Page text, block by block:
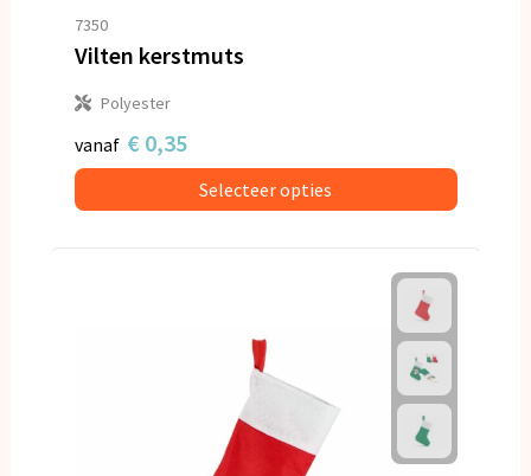
7350
Vilten kerstmuts
Polyester
vanaf € 0,35
Selecteer opties